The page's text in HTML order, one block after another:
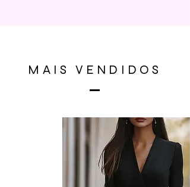
MAIS VENDIDOS